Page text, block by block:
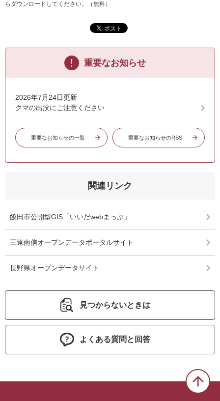
らダウンロードしてください。（無料）
重要なお知らせ
2026年7月24日更新
クマの出没にご注意ください
重要なお知らせの一覧 重要なお知らせのRSS
関連リンク
飯田市公開型GIS「いいだwebまっぷ」
三遠南信オープンデータポータルサイト
長野県オープンデータサイト
見つからないときは
よくある質問と回答